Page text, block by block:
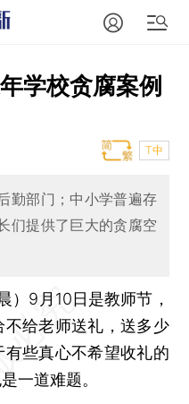
学校贪腐案例
T中
勤部门；中小学普遍存
们提供了巨大的贪腐空
9月10日是教师节，
给老师送礼，送多少
些真心不希望收礼的
一道难题。